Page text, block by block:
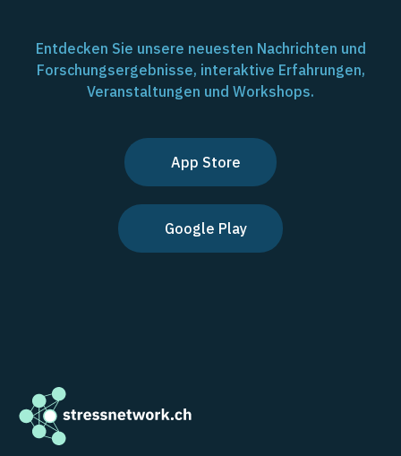
Entdecken Sie unsere neuesten Nachrichten und
Forschungsergebnisse, interaktive Erfahrungen,
Veranstaltungen und Workshops.
App Store
Google Play